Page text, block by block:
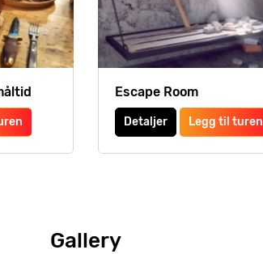
Escape Room
Detaljer Legg til turen
Gallery